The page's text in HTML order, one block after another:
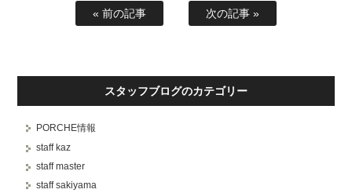
« 前の記事 次の記事 »
スタッフブログのカテゴリー
PORCHE情報
staff kaz
staff master
staff sakiyama